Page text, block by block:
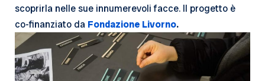
scoprirla nelle sue innumerevoli facce. Il progetto è
co-finanziato da Fondazione Livorno.